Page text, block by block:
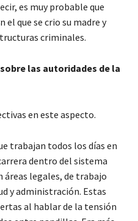
es muy probable que
que se crio su madre y
criminales.
las autoridades de la
en este aspecto.
trabajan todos los días en
dentro del sistema
legales, de trabajo
y administración. Estas
al hablar de la tensión